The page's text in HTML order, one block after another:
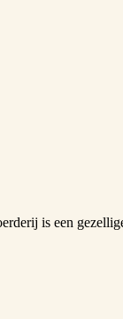
is een